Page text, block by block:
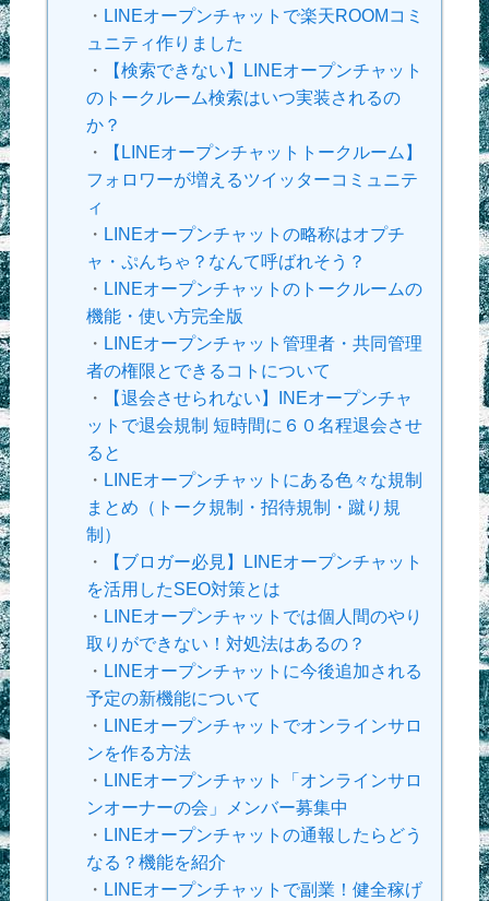
・ LINEオープンチャットで楽天ROOMコミ
ュニティ作りました
・
【検索できない】LINEオープンチャット
のトークルーム検索はいつ実装されるの
か？
・
【LINEオープンチャットトークルーム】
フォロワーが増えるツイッターコミュニテ
ィ
・ LINEオープンチャットの略称はオプチ
ャ・ぷんちゃ？なんて呼ばれそう？
・ LINEオープンチャットのトークルームの
機能・使い方完全版
・ LINEオープンチャット管理者・共同管理
者の権限とできるコトについて
・
【退会させられない】INEオープンチャ
ットで退会規制 短時間に６０名程退会させ
ると
・ LINEオープンチャットにある色々な規制
まとめ（トーク規制・招待規制・蹴り規
制）
・
【ブロガー必見】LINEオープンチャット
を活用したSEO対策とは
・ LINEオープンチャットでは個人間のやり
取りができない！対処法はあるの？
・ LINEオープンチャットに今後追加される
予定の新機能について
・ LINEオープンチャットでオンラインサロ
ンを作る方法
・ LINEオープンチャット「オンラインサロ
ンオーナーの会」メンバー募集中
・ LINEオープンチャットの通報したらどう
なる？機能を紹介
・ LINEオープンチャットで副業！健全稼げ